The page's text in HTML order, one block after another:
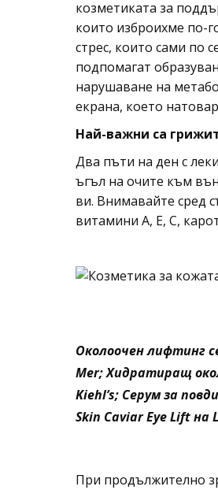
козметиката за
които изброихме по-
стрес, които сами по
подпомагат
нарушаване на
екрана, което
Най-важни са
Два пъти на ден с
ъгъл на очите към
ви. Внимавайте сред
витамини А, Е, С,
Околоочен лифтинг
Mer; Хидратиращ
Kiehl’s; Серум за
Skin Caviar Eye Lift на
При продължително